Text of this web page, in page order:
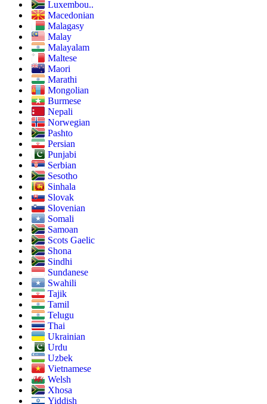
Luxembou..
Macedonian
Malagasy
Malay
Malayalam
Maltese
Maori
Marathi
Mongolian
Burmese
Nepali
Norwegian
Pashto
Persian
Punjabi
Serbian
Sesotho
Sinhala
Slovak
Slovenian
Somali
Samoan
Scots Gaelic
Shona
Sindhi
Sundanese
Swahili
Tajik
Tamil
Telugu
Thai
Ukrainian
Urdu
Uzbek
Vietnamese
Welsh
Xhosa
Yiddish